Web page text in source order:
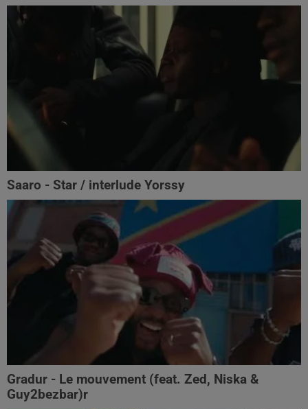
Saaro - Star / interlude Yorssy
Gradur - Le mouvement (feat. Zed, Niska &
Guy2bezbar)r